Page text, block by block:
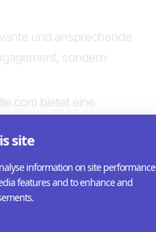
und ansprechende
sondern
bietet eine
professionelle
und das
sind die drei besten
site
information on site performance
features and to enhance and